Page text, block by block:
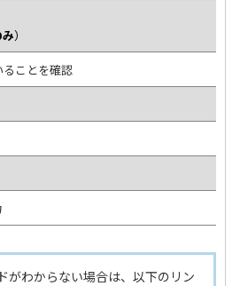
）
ることを確認
がわからない場合は、以下のリン